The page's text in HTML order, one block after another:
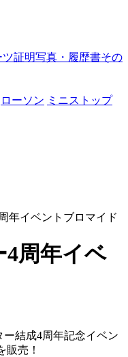
ツ証明写真・履歴書その
ローソン ミニストップ
年イベントブロマイド
周年イベ
ー結成4周年記念イベン
販売！